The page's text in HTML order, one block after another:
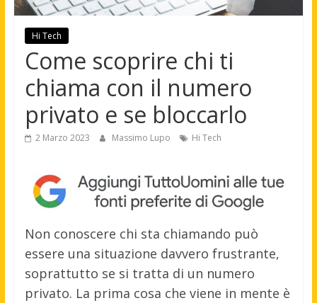
Hi Tech
Come scoprire chi ti
chiama con il numero
privato e se bloccarlo
2 Marzo 2023 Massimo Lupo Hi Tech
Non conoscere chi sta chiamando può
essere una situazione davvero frustrante,
soprattutto se si tratta di un numero
privato. La prima cosa che viene in mente è